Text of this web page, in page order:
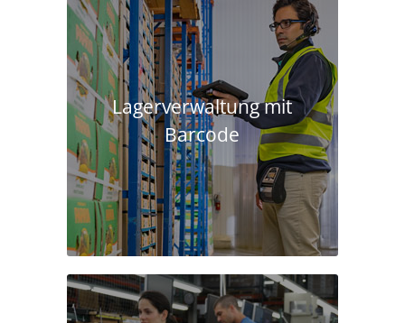
Lagerverwaltung mit
Barcode